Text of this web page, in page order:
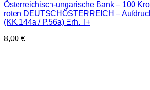
Österreichisch-ungarische Bank – 100
roten DEUTSCHÖSTERREICH –
(KK.144a / P.56a) Erh. II+
8,00 €